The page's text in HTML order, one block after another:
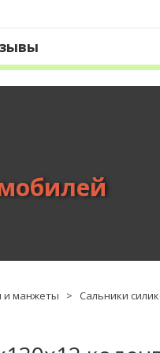
и манжеты > Сальники